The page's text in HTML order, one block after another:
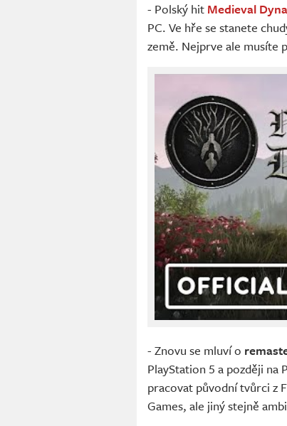
- Polský hit Medieval
PC. Ve hře se stanete
země. Nejprve ale musíte
- Znovu se mluví o
PlayStation 5 a později na
pracovat původní tvůrci z
Games, ale jiný stejně